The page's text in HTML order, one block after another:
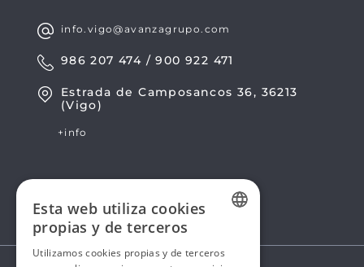
info.vigo@avanzagrupo.com
986 207 474 / 900 922 471
Estrada de Camposancos 36, 36213
(Vigo)
+info
Esta web utiliza cookies
propias y de terceros
Utilizamos cookies propias y de terceros